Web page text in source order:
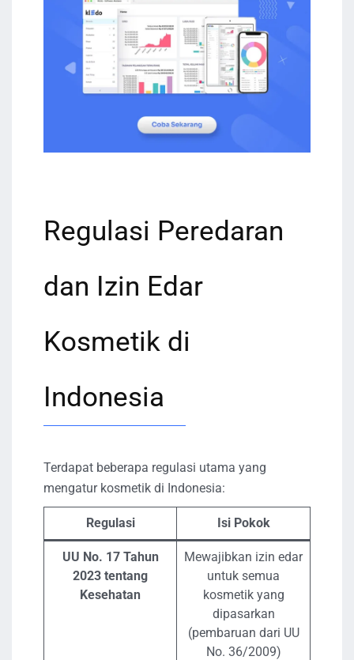
Regulasi Peredaran
dan Izin Edar
Kosmetik di
Indonesia
Terdapat beberapa regulasi utama yang
mengatur kosmetik di Indonesia:
Regulasi Isi Pokok
UU No. 17 Tahun
2023 tentang
Kesehatan
Mewajibkan izin edar
untuk semua
kosmetik yang
dipasarkan
(pembaruan dari UU
No. 36/2009)